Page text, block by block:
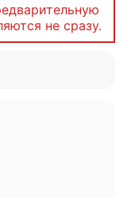
не сразу.